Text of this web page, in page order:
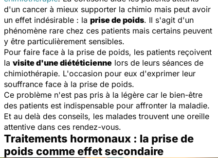
d'un cancer à mieux supporter la chimio mais peut avoir
un effet indésirable : la prise de poids. Il s'agit d'un
phénomène rare chez ces patients mais certains peuvent
y être particulièrement sensibles.
Pour faire face à la prise de poids, les patients reçoivent
la visite d'une diététicienne lors de leurs séances de
chimiothérapie. L'occasion pour eux d'exprimer leur
souffrance face à la prise de poids.
Ce problème n'est pas pris à la légère car le bien-être
des patients est indispensable pour affronter la maladie.
Et au delà des conseils, les malades trouvent une oreille
attentive dans ces rendez-vous.
Traitements hormonaux : la prise de
poids comme effet secondaire